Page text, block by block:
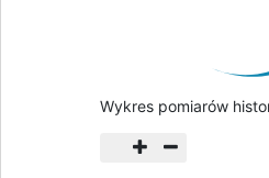
Wykres pomiarów